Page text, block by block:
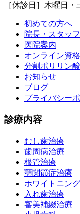
［休診日］木曜日
初めての方へ
院長・スタッ
医院案内
オンライン資
分割ポリリン
お知らせ
ブログ
プライバシー
診療内容
むし歯治療
歯周病治療
根管治療
顎関節症治療
ホワイトニング
入れ歯治療
審美補綴治療